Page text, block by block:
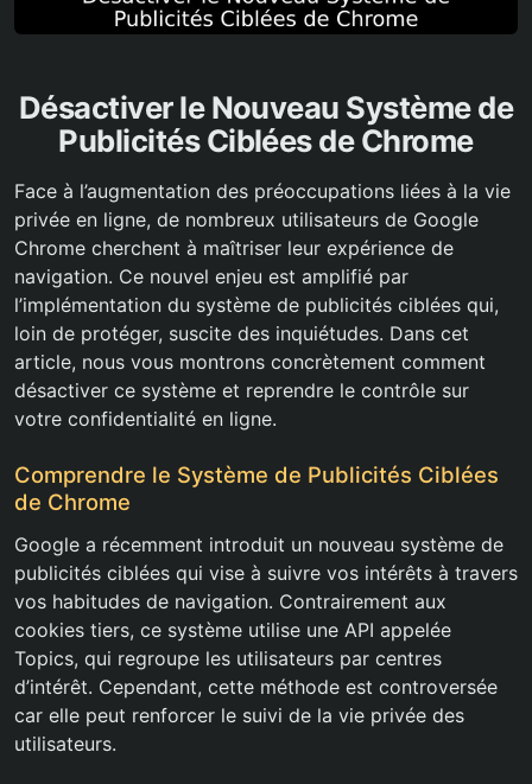
Désactiver le Nouveau Système de
Publicités Ciblées de Chrome
Face à l’augmentation des préoccupations liées à la vie
privée en ligne, de nombreux utilisateurs de Google
Chrome cherchent à maîtriser leur expérience de
navigation. Ce nouvel enjeu est amplifié par
l’implémentation du système de publicités ciblées qui,
loin de protéger, suscite des inquiétudes. Dans cet
article, nous vous montrons concrètement comment
désactiver ce système et reprendre le contrôle sur
votre confidentialité en ligne.
Comprendre le Système de Publicités Ciblées
de Chrome
Google a récemment introduit un nouveau système de
publicités ciblées qui vise à suivre vos intérêts à travers
vos habitudes de navigation. Contrairement aux
cookies tiers, ce système utilise une API appelée
Topics, qui regroupe les utilisateurs par centres
d’intérêt. Cependant, cette méthode est controversée
car elle peut renforcer le suivi de la vie privée des
utilisateurs.